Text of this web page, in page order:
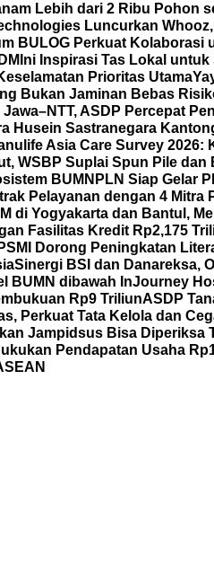
Lebih dari 2 Ribu Pohon
Luncurkan
BULOG Perkuat Kolaborasi
Ini Inspirasi Tas Lokal
Prioritas Utama
Bukan Jaminan Bebas
ASDP Percepat
Husein Sastranegara
Asia Care Survey
WSBP Suplai Spun Pile dan
BUMN PLN Siap Gelar
Pelayanan dengan 4 Mitra
di Yogyakarta dan Bantul,
Fasilitas Kredit Rp2,175
Dorong Peningkatan
Sinergi BSI dan Danareksa,
BUMN dibawah InJourney
Rp9 TriliunASDP
Perkuat Tata Kelola dan
Jampidsus Bisa Diperiksa
Pendapatan Usaha